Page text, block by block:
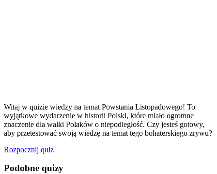
Witaj w quizie wiedzy na temat Powstania Listopadowego! To
wyjątkowe wydarzenie w historii Polski, które miało ogromne
znaczenie dla walki Polaków o niepodległość. Czy jesteś gotowy,
aby przetestować swoją wiedzę na temat tego bohaterskiego zrywu?
Rozpocznij quiz
Podobne quizy